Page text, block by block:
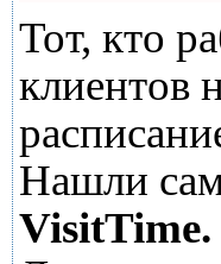
Тот, кто
клиентов
Нашли
VisitTime.